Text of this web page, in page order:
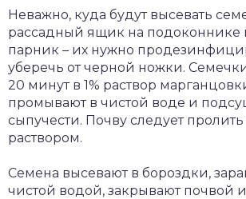
Неважно, куда будут высевать
рассадный ящик на подоконнике
парник – их нужно
уберечь от черной ножки.
20 минут в 1% раствор
промывают в чистой воде и
сыпучести. Почву следует
раствором.
Семена высевают в бороздки,
чистой водой, закрывают почвой